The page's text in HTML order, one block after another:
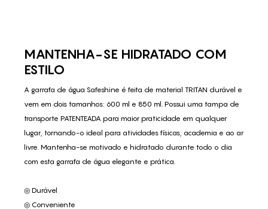
MANTENHA-SE HIDRATADO COM
ESTILO
A garrafa de água Safeshine é feita de material TRITAN durável e
vem em dois tamanhos: 600 ml e 850 ml. Possui uma tampa de
transporte PATENTEADA para maior praticidade em qualquer
lugar, tornando-o ideal para atividades físicas, academia e ao ar
livre. Mantenha-se motivado e hidratado durante todo o dia
com esta garrafa de água elegante e prática.
◎ Durável
◎ Conveniente